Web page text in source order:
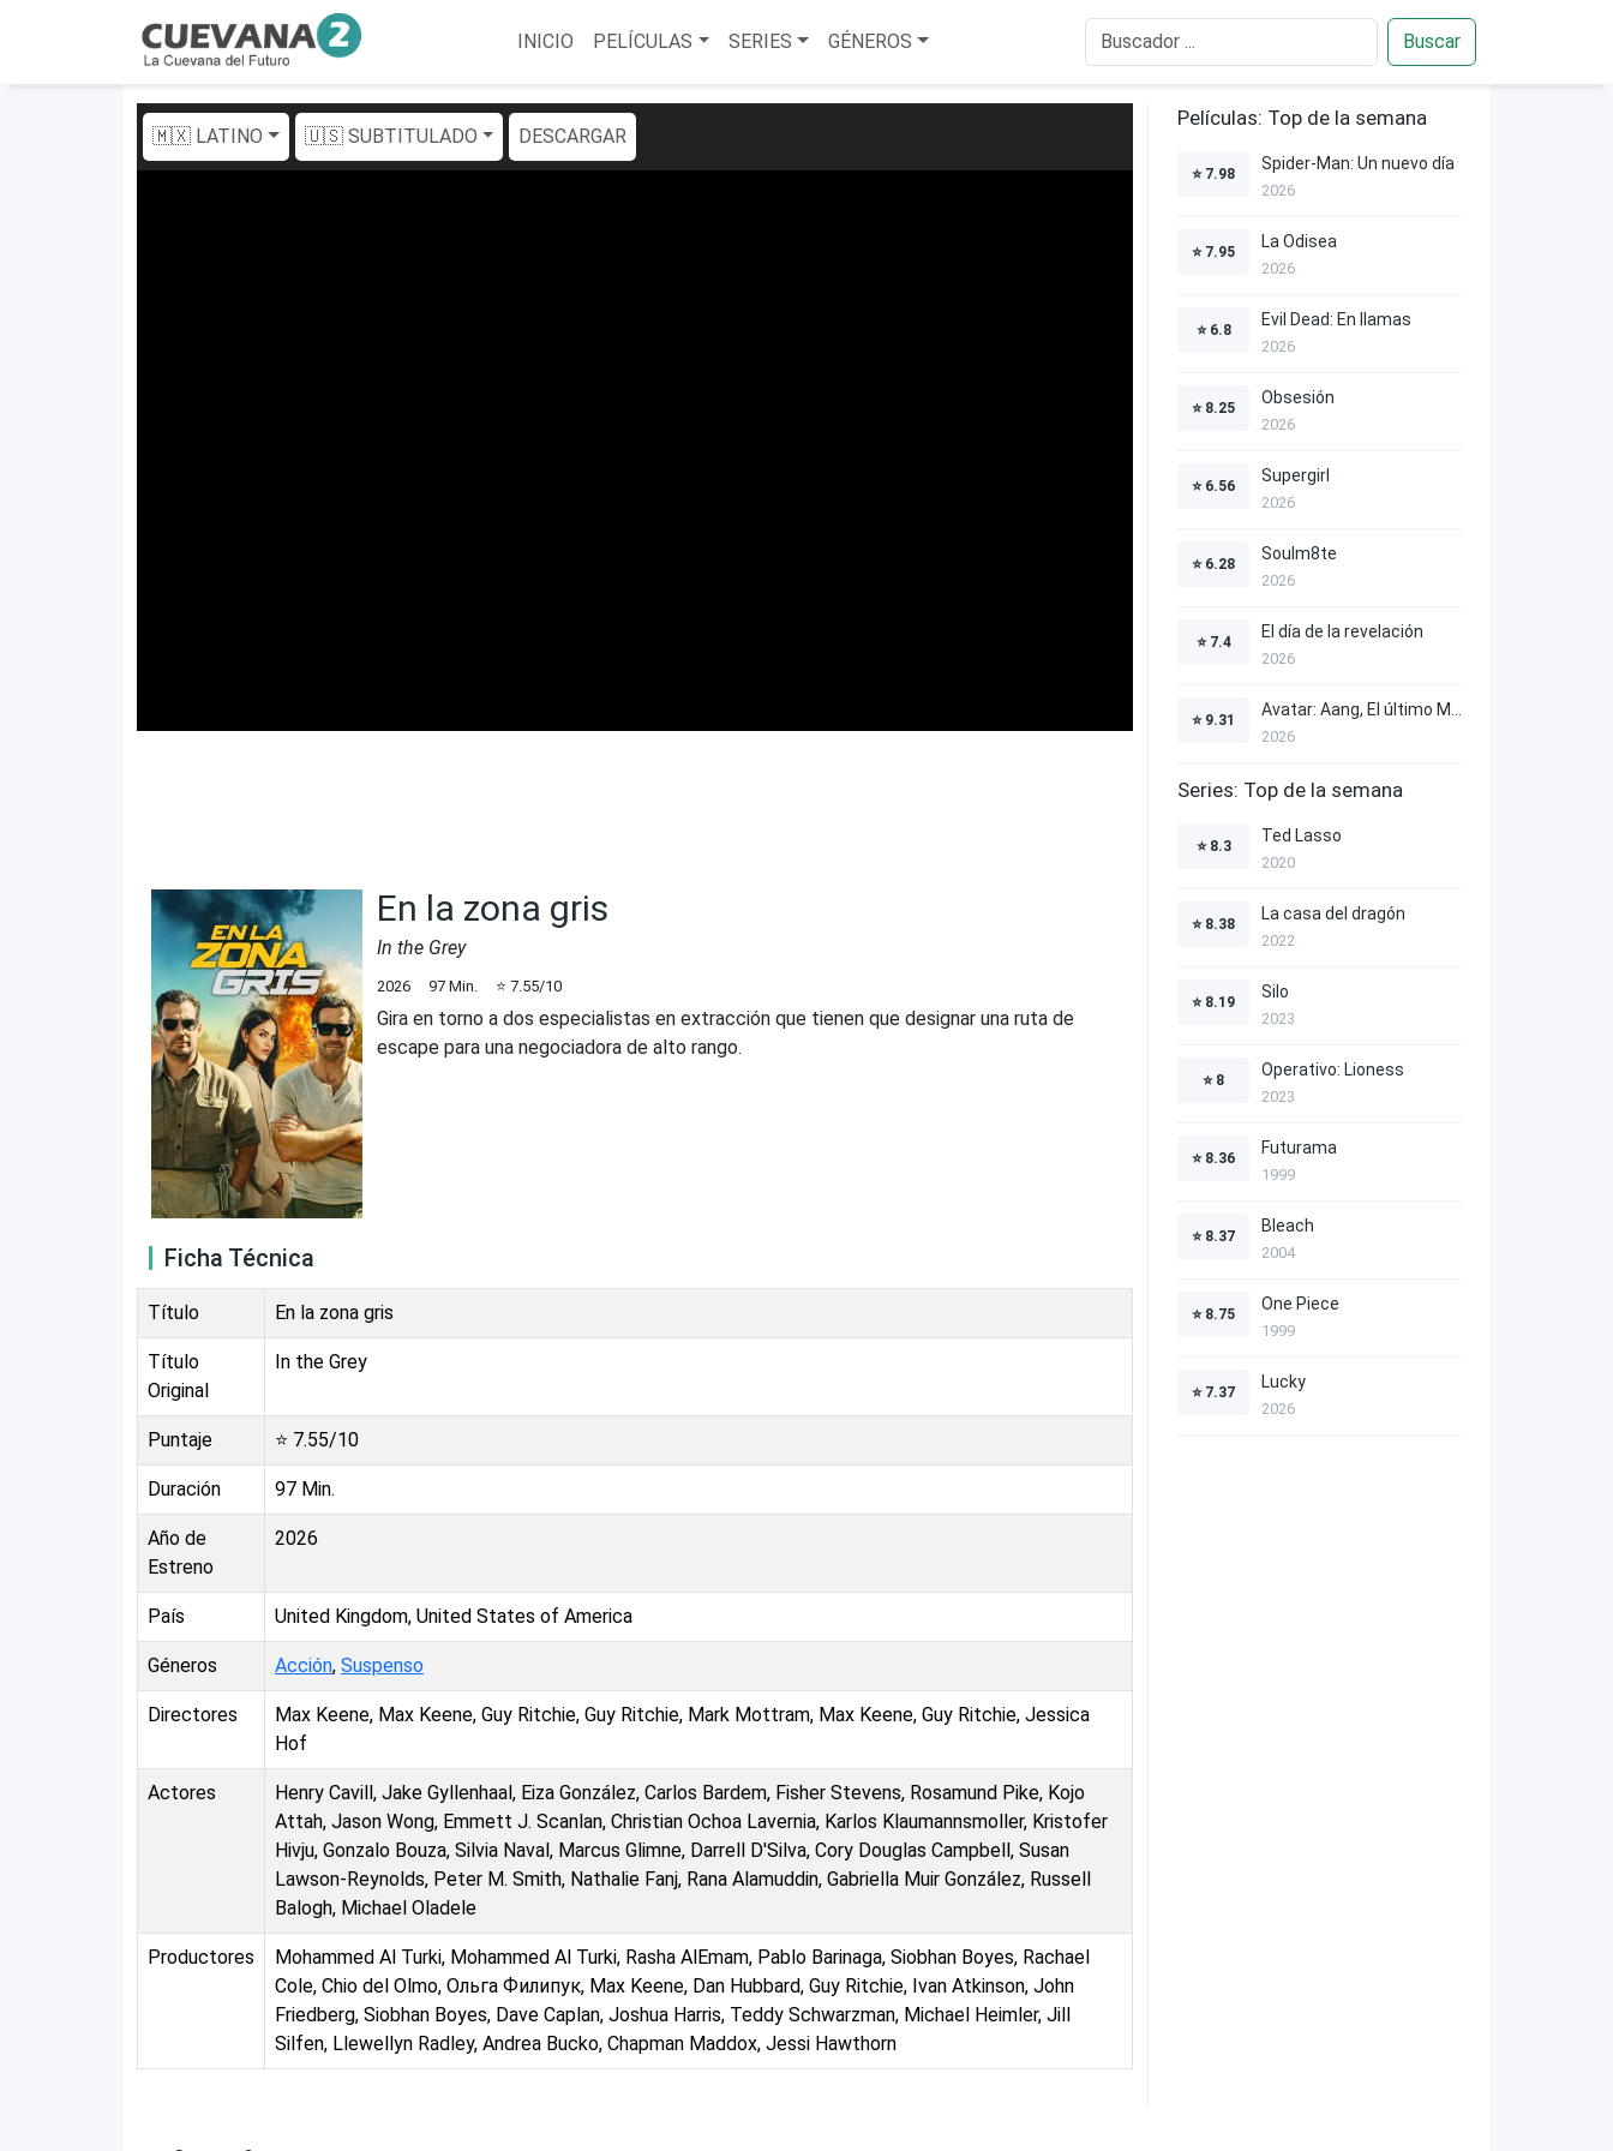
INICIO PELÍCULAS SERIES GÉNEROS Buscar
🇲🇽 LATINO 🇺🇸 SUBTITULADO DESCARGAR
En la zona gris
In the Grey
2026 97 Min. ⭐ 7.55/10
Gira en torno a dos especialistas en extracción que tienen que designar una ruta de
escape para una negociadora de alto rango.
Ficha Técnica
Título En la zona gris
Título
Original
In the Grey
Puntaje ⭐ 7.55/10
Duración 97 Min.
Año de
Estreno
2026
País United Kingdom, United States of America
Géneros Acción, Suspenso
Directores
Max Keene, Max Keene, Guy Ritchie, Guy Ritchie, Mark Mottram, Max Keene, Guy Ritchie, Jessica
Hof
Actores
Henry Cavill, Jake Gyllenhaal, Eiza González, Carlos Bardem, Fisher Stevens, Rosamund Pike, Kojo
Attah, Jason Wong, Emmett J. Scanlan, Christian Ochoa Lavernia, Karlos Klaumannsmoller, Kristofer
Hivju, Gonzalo Bouza, Silvia Naval, Marcus Glimne, Darrell D'Silva, Cory Douglas Campbell, Susan
Lawson-Reynolds, Peter M. Smith, Nathalie Fanj, Rana Alamuddin, Gabriella Muir González, Russell
Balogh, Michael Oladele
Productores
Mohammed Al Turki, Mohammed Al Turki, Rasha AlEmam, Pablo Barinaga, Siobhan Boyes, Rachael
Cole, Chio del Olmo, Ольга Филипук, Max Keene, Dan Hubbard, Guy Ritchie, Ivan Atkinson, John
Friedberg, Siobhan Boyes, Dave Caplan, Joshua Harris, Teddy Schwarzman, Michael Heimler, Jill
Silfen, Llewellyn Radley, Andrea Bucko, Chapman Maddox, Jessi Hawthorn
Películas: Top de la semana
⭐ 7.98
Spider-Man: Un nuevo día
2026
⭐ 7.95
La Odisea
2026
⭐ 6.8
Evil Dead: En llamas
2026
⭐ 8.25
Obsesión
2026
⭐ 6.56
Supergirl
2026
⭐ 6.28
Soulm8te
2026
⭐ 7.4
El día de la revelación
2026
⭐ 9.31
2026
Series: Top de la semana
⭐ 8.3
Ted Lasso
2020
⭐ 8.38
La casa del dragón
2022
⭐ 8.19
Silo
2023
⭐ 8
Operativo: Lioness
2023
⭐ 8.36
Futurama
1999
⭐ 8.37
Bleach
2004
⭐ 8.75
One Piece
1999
⭐ 7.37
Lucky
2026